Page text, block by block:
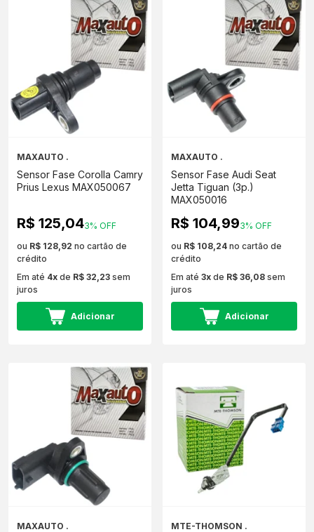
MAXAUTO .
Sensor Fase Corolla Camry
Prius Lexus MAX050067
R$ 125,043% OFF
ou R$ 128,92 no cartão de
crédito
Em até 4x de R$ 32,23 sem
juros
Adicionar
MAXAUTO .
Sensor Fase Audi Seat
Jetta Tiguan (3p.)
MAX050016
R$ 104,993% OFF
ou R$ 108,24 no cartão de
crédito
Em até 3x de R$ 36,08 sem
juros
Adicionar
MAXAUTO . MTE-THOMSON .